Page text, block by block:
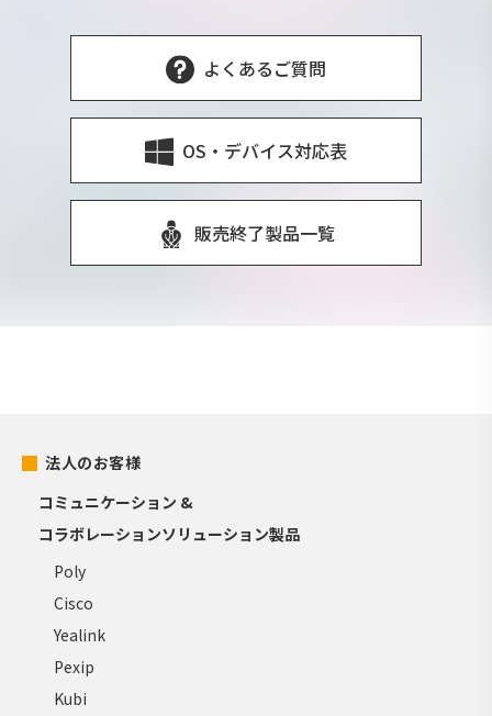
よくあるご質問
OS・デバイス対応表
販売終了製品一覧
法人のお客様
コミュニケーション &
コラボレーションソリューション製品
Poly
Cisco
Yealink
Pexip
Kubi